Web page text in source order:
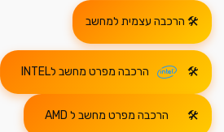
הרכבה עצמית למחשב
הרכבה מפרט מחשב לINTEL
הרכבה מפרט מחשב ל AMD